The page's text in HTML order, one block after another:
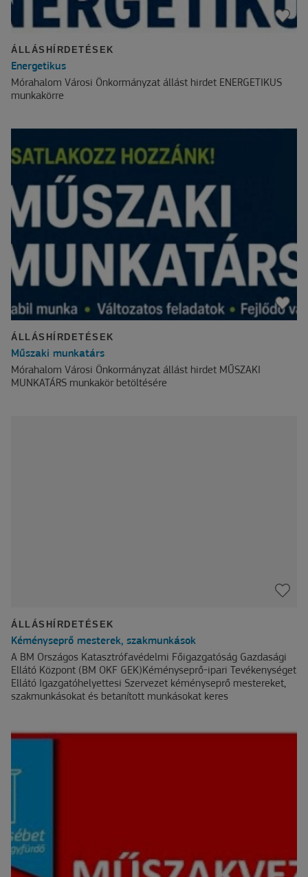
ÁLLÁSHÍRDETÉSEK
Energetikus
Mórahalom Városi Önkormányzat állást hirdet ENERGETIKUS
munkakörre
ÁLLÁSHÍRDETÉSEK
Műszaki munkatárs
Mórahalom Városi Önkormányzat állást hirdet MŰSZAKI
MUNKATÁRS munkakör betöltésére
ÁLLÁSHÍRDETÉSEK
Kéményseprő mesterek, szakmunkások
A BM Országos Katasztrófavédelmi Főigazgatóság Gazdasági
Ellátó Központ (BM OKF GEK)Kéményseprő-ipari Tevékenységet
Ellátó Igazgatóhelyettesi Szervezet kéményseprő mestereket,
szakmunkásokat és betanított munkásokat keres